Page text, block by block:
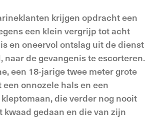
krijgen opdracht een
een klein vergrijp tot acht
en oneervol ontslag uit de dienst
naar de gevangenis te escorteren.
een 18-jarige twee meter grote
onnozele hals en een
die verder nog nooit
kwaad gedaan en die van zijn